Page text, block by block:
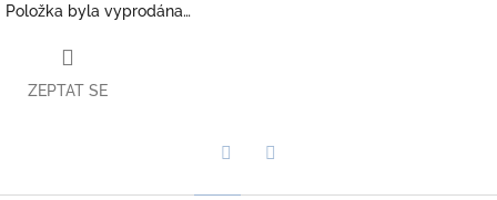
Položka byla vyprodána…
ZEPTAT SE